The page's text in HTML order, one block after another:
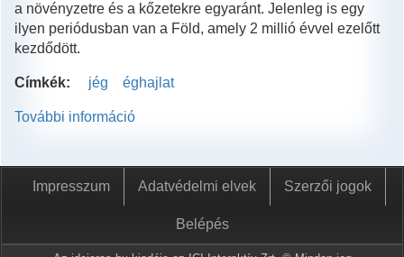
a növényzetre és a kőzetekre egyaránt. Jelenleg is egy
ilyen periódusban van a Föld, amely 2 millió évvel ezelőtt
kezdődött.
Címkék: jég éghajlat
További információ
tartalommal
kapcsolatosan
Impresszum Adatvédelmi elvek Szerzői jogok
Belépés